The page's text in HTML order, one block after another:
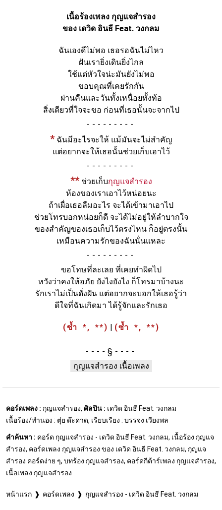
เนื้อร้องเพลง กุญแจสำรอง
ของ เดวิด อินธี Feat. วงกลม
ฉันเองดีไม่พอ เธอรอฉันไม่ไหว
ฝันเรายิ่งเดินยิ่งไกล
ใช้แต่หัวใจน่ะมันยังไม่พอ
ขอบคุณที่เคยรักกัน
ผ่านคืนและวันทั้งเหนื่อยทั้งท้อ
สิ่งเดียวที่ใจจะขอ ก่อนที่เธอนั้นจะจากไป
-
*ฉันมีอะไรจะให้ แม้มันจะไม่สำคัญ
แต่อยากจะให้เธอนั้นช่วยเก็บเอาไว้
-
**ช่วยเก็บกุญแจสำรอง
ห้องของเราเอาไว้หน่อยนะ
ถ้าเผื่อเธอลืมอะไร จะได้เข้ามาเอาไป
ช่วยโทรบอกหน่อยก็ดี จะได้ไม่อยู่ให้ลำบากใจ
ของสำคัญของเธอเก็บไว้ตรงไหน ก็อยู่ตรงนั้น
เหมือนความรักของฉันนั่นแหละ
-
ขอโทษที่ละเลย ที่เคยทำผิดไป
หวังว่าคงให้อภัย ยังไงยังไง ก็โทรมาบ้างนะ
รักเราไม่เป็นดั่งฝัน แต่อยากจะบอกให้เธอรู้ว่า
ดีใจที่ฉันเกิดมา ได้รู้จักและรักเธอ
(ซ้ำ *, **) | (ซ้ำ *, **)
§
กุญแจสำรอง เนื้อเพลง
คอร์ดเพลง : กุญแจสำรอง, ศิลปิน : เดวิด อินธี Feat. วงกลม
เนื้อร้อง/ทำนอง : ตุ๋ย ด๊ะดาด, เรียบเรียง : บรรจง เวียงพล
คำค้นหา : คอร์ด กุญแจสำรอง - เดวิด อินธี Feat. วงกลม, เนื้อร้อง กุญแจ
สำรอง, คอร์ดเพลง กุญแจสำรอง ของ เดวิด อินธี Feat. วงกลม, กุญแจ
สำรอง คอร์ดง่าย ๆ, บทร้อง กุญแจสำรอง, คอร์ดกีต้าร์เพลง กุญแจสำรอง,
เนื้อเพลง กุญแจสำรอง
หน้าแรก คอร์ดเพลง กุญแจสำรอง - เดวิด อินธี Feat. วงกลม